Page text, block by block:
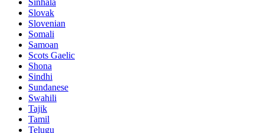
Sinhala
Slovak
Slovenian
Somali
Samoan
Scots Gaelic
Shona
Sindhi
Sundanese
Swahili
Tajik
Tamil
Telugu